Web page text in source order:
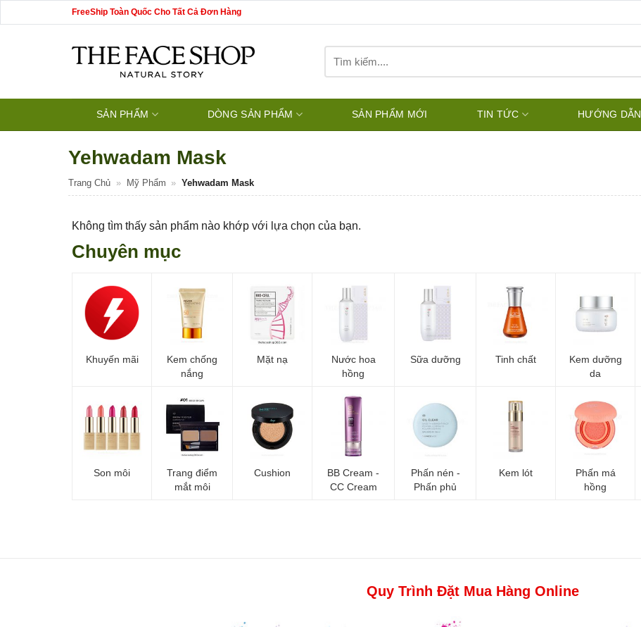
qua
FreeShip Toàn Quốc Cho Tất Cả Đơn Hàng
kiếm:
SẢN PHẨM DÒNG SẢN PHẨM SẢN PHẨM MỚI TIN TỨC HƯỚNG DẪN
Yehwadam Mask
Trang Chủ » Mỹ Phẩm » Yehwadam Mask
Không tìm thấy sản phẩm nào khớp với lựa chọn của bạn.
Chuyên mục
Khuyến mãi
Kem chống
nắng
Mặt nạ
Nước hoa
hồng
Sữa dưỡng Tinh chất
Kem dưỡng
da
Son môi
Trang điểm
mắt môi
Cushion
BB Cream -
CC Cream
Phấn nén -
Phấn phủ
Kem lót
Phấn má
hồng
Quy Trình Đặt Mua Hàng Online